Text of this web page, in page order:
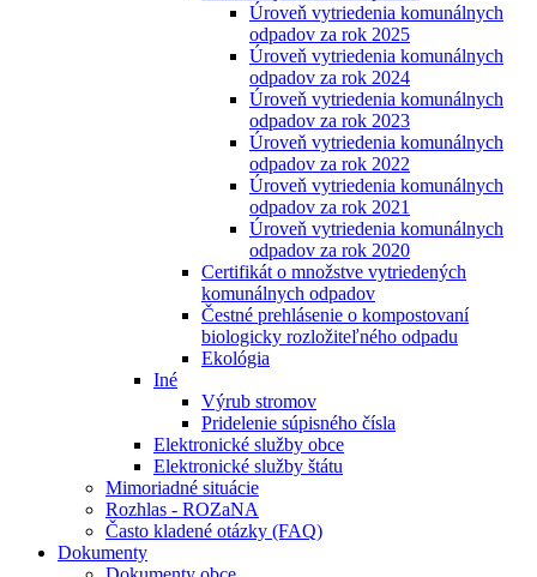
Úroveň vytriedenia komunálnych
odpadov za rok 2025
Úroveň vytriedenia komunálnych
odpadov za rok 2024
Úroveň vytriedenia komunálnych
odpadov za rok 2023
Úroveň vytriedenia komunálnych
odpadov za rok 2022
Úroveň vytriedenia komunálnych
odpadov za rok 2021
Úroveň vytriedenia komunálnych
odpadov za rok 2020
Certifikát o množstve vytriedených
komunálnych odpadov
Čestné prehlásenie o kompostovaní
biologicky rozložiteľného odpadu
Ekológia
Iné
Výrub stromov
Pridelenie súpisného čísla
Elektronické služby obce
Elektronické služby štátu
Mimoriadné situácie
Rozhlas - ROZaNA
Často kladené otázky (FAQ)
Dokumenty